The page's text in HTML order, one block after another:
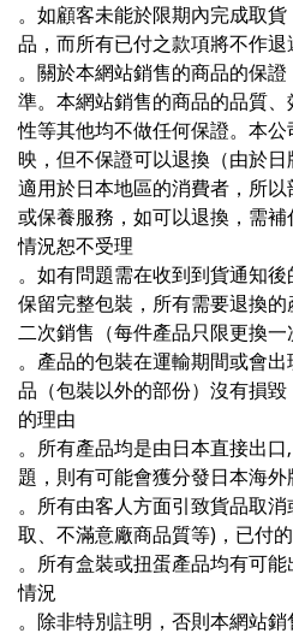
。如顧客未能於限期內完成取
品，而所有已付之款項將不作
。關於本網站銷售的商品的保
準。本網站銷售的商品的品質
性等其他均不做任何保證。本
映，但不保證可以退換（由於日
適用於日本地區的消費者 ，所
或保養服務，如可以退換，需
情況恕不受理
。如有問題需在收到到貨通知
保留完整包裝，所有需要退換
二次銷售（每件產品只限更換一
。產品的包裝在運輸期間或會
品（包裝以外的部份）沒有損
的理由
。所有產品均是由日本直接出
題，則有可能會獲分發日本海外
。所有由客人方面引致貨品取
取、不滿意廠商品質等)，已付
。所有盒裝或扭蛋產品均有可
情況
。除非特別註明，否則本網站